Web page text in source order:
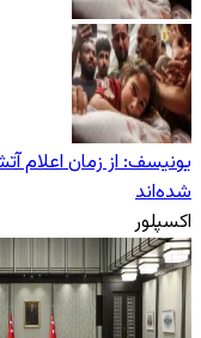
شده‌اند
اکسپلور